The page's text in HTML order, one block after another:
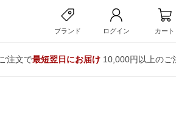
ブランド ログイン カート
注文で最短翌日にお届け10,000円以上のご